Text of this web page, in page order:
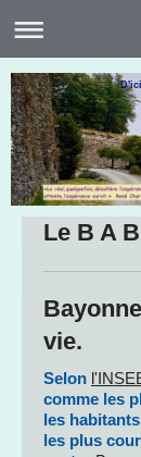
D'ici
Le B A B
vie.
Selon
comme les
les
les plus